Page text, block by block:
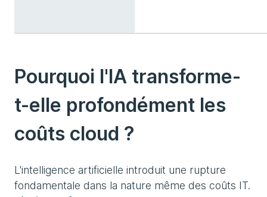
Pourquoi l'IA transforme-
t-elle profondément les
coûts cloud ?
L'intelligence artificielle introduit une rupture
fondamentale dans la nature même des coûts IT.